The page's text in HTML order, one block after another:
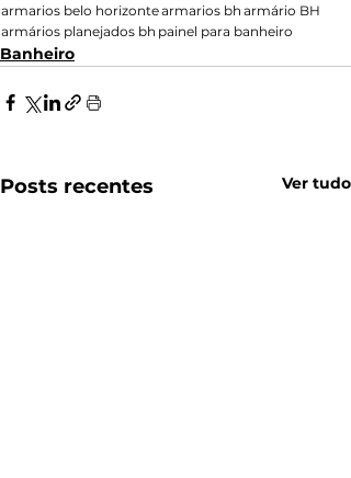
armarios belo horizontearmarios bh armário BH
armários planejados bh painel para banheiro
Banheiro
Posts recentes Ver tudo